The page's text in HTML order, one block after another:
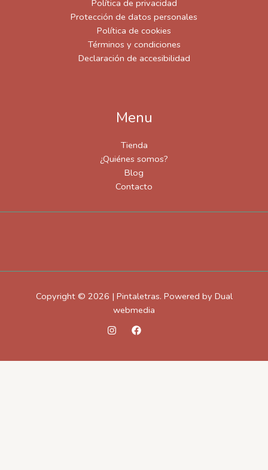
Política de privacidad
Protección de datos personales
Política de cookies
Términos y condiciones
Declaración de accesibilidad
Menu
Tienda
¿Quiénes somos?
Blog
Contacto
Copyright © 2026 | Pintaletras. Powered by Dual
webmedia